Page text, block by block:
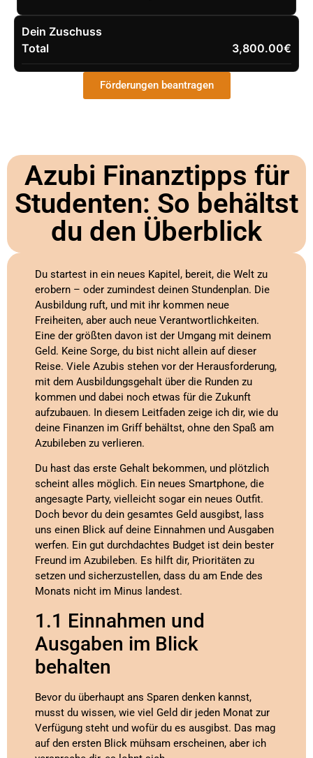
Dein Zuschuss
Total
3,800.00€
Förderungen beantragen
Azubi Finanztipps für
Studenten: So behältst
du den Überblick
Du startest in ein neues Kapitel, bereit, die Welt zu
erobern – oder zumindest deinen Stundenplan. Die
Ausbildung ruft, und mit ihr kommen neue
Freiheiten, aber auch neue Verantwortlichkeiten.
Eine der größten davon ist der Umgang mit deinem
Geld. Keine Sorge, du bist nicht allein auf dieser
Reise. Viele Azubis stehen vor der Herausforderung,
mit dem Ausbildungsgehalt über die Runden zu
kommen und dabei noch etwas für die Zukunft
aufzubauen. In diesem Leitfaden zeige ich dir, wie du
deine Finanzen im Griff behältst, ohne den Spaß am
Azubileben zu verlieren.
Du hast das erste Gehalt bekommen, und plötzlich
scheint alles möglich. Ein neues Smartphone, die
angesagte Party, vielleicht sogar ein neues Outfit.
Doch bevor du dein gesamtes Geld ausgibst, lass
uns einen Blick auf deine Einnahmen und Ausgaben
werfen. Ein gut durchdachtes Budget ist dein bester
Freund im Azubileben. Es hilft dir, Prioritäten zu
setzen und sicherzustellen, dass du am Ende des
Monats nicht im Minus landest.
1.1 Einnahmen und
Ausgaben im Blick
behalten
Bevor du überhaupt ans Sparen denken kannst,
musst du wissen, wie viel Geld dir jeden Monat zur
Verfügung steht und wofür du es ausgibst. Das mag
auf den ersten Blick mühsam erscheinen, aber ich